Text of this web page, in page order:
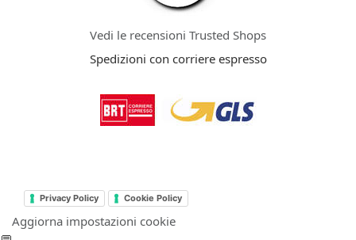
Vedi le recensioni Trusted Shops
Spedizioni con corriere espresso
Privacy Policy Cookie Policy
Aggiorna impostazioni cookie